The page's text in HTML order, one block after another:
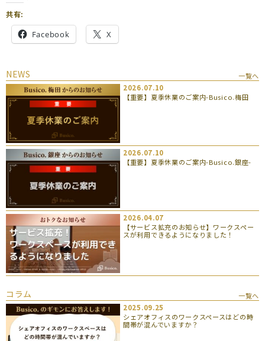
共有:
Facebook X
NEWS
一覧へ
2026.07.10
【重要】夏季休業のご案内-Busico.梅田
2026.07.10
【重要】夏季休業のご案内-Busico.銀座-
2026.04.07
【サービス拡充のお知らせ】ワークスペー
スが利用できるようになりました！
コラム
一覧へ
2025.09.25
シェアオフィスのワークスペースはどの時
間帯が混んでいますか？